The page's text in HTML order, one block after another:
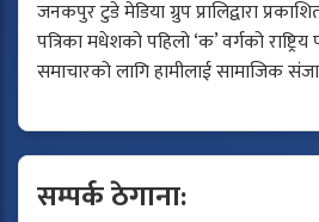
जनकपुर टुडे मेडिया ग्रुप प्रालिद्वारा
पत्रिका मधेशको पहिलो ‘क’ वर्गको राष्ट्रिय
समाचारको लागि हामीलाई सामाजिक
सम्पर्क ठेगाना: